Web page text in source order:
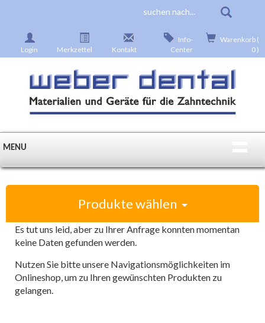
Login Merkzettel Kontakt
Info-
Center
Warenkorb (
0 )
MENU
Produkte wählen
Es tut uns leid, aber zu Ihrer Anfrage konnten momentan
keine Daten gefunden werden.
Nutzen Sie bitte unsere Navigationsmöglichkeiten im
Onlineshop, um zu Ihren gewünschten Produkten zu
gelangen.